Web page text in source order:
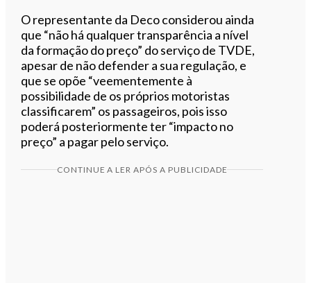
O representante da Deco considerou ainda
que “não há qualquer transparência a nível
da formação do preço” do serviço de TVDE,
apesar de não defender a sua regulação, e
que se opõe “veementemente à
possibilidade de os próprios motoristas
classificarem” os passageiros, pois isso
poderá posteriormente ter “impacto no
preço” a pagar pelo serviço.
CONTINUE A LER APÓS A PUBLICIDADE